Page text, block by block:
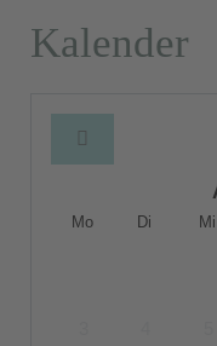
Kalender
Mo Di Mi